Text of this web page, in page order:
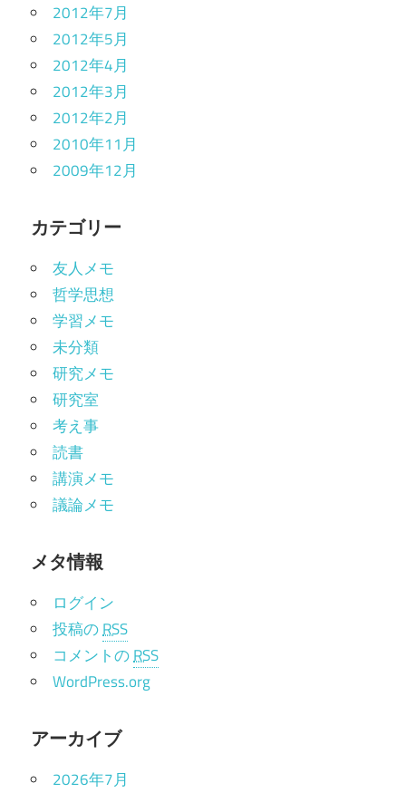
2012年7月
2012年5月
2012年4月
2012年3月
2012年2月
2010年11月
2009年12月
カテゴリー
友人メモ
哲学思想
学習メモ
未分類
研究メモ
研究室
考え事
読書
講演メモ
議論メモ
メタ情報
ログイン
投稿のRSS
コメントのRSS
WordPress.org
アーカイブ
2026年7月